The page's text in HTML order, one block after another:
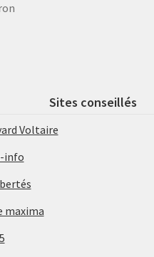
Sites conseillés
Voltaire
info
maxima